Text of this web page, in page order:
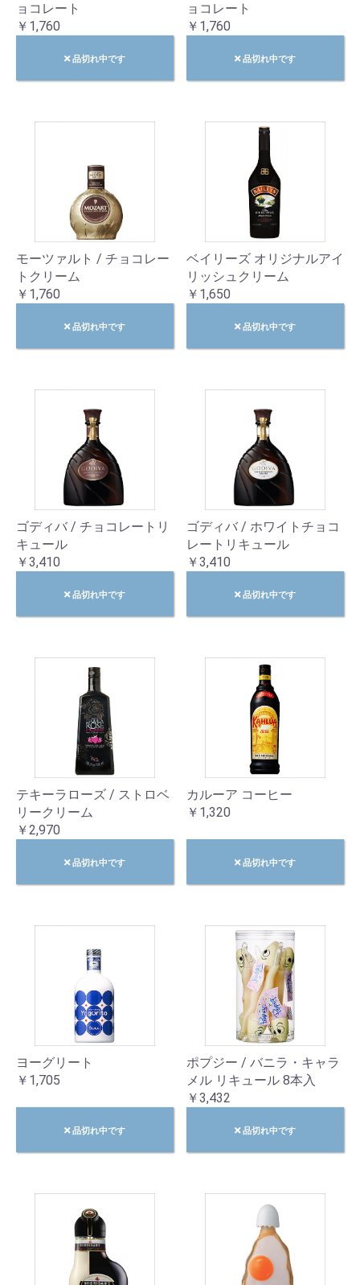
ョコレート
￥1,760
品切れ中です
ョコレート
￥1,760
品切れ中です
モーツァルト / チョコレー
トクリーム
￥1,760
品切れ中です
ベイリーズ オリジナルアイ
リッシュクリーム
￥1,650
品切れ中です
ゴディバ / チョコレートリ
キュール
￥3,410
品切れ中です
ゴディバ / ホワイトチョコ
レートリキュール
￥3,410
品切れ中です
テキーラローズ / ストロベ
リークリーム
￥2,970
品切れ中です
カルーア コーヒー
￥1,320
品切れ中です
ヨーグリート
￥1,705
品切れ中です
ポプジー / バニラ・キャラ
メル リキュール 8本入
￥3,432
品切れ中です